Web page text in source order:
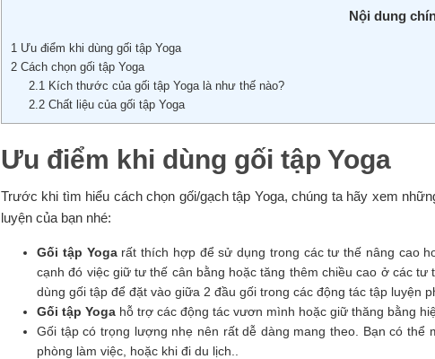
Nội dung
1 Ưu điểm khi dùng gối tập Yoga
2 Cách chọn gối tập Yoga
2.1Kích thước của gối tập Yoga là như thế nào?
2.2Chất liệu của gối tập Yoga
Ưu điểm khi dùng gối tập Yoga
Trước khi tìm hiểu cách chọn gối/gạch tập Yoga, chúng ta hãy xem
luyện của bạn nhé:
Gối tập Yogarất thích hợp để sử dụng trong các tư thế nâng cao
cạnh đó việc giữ tư thế cân bằng hoặc tăng thêm chiều cao ở các
dùng gối tập để đặt vào giữa 2 đầu gối trong các động tác tập luyện
Gối tập Yoga hỗ trợ các động tác vươn mình hoặc giữ thăng bằng
Gối tập có trọng lượng nhẹ nên rất dễ dàng mang theo. Bạn có
phòng làm việc, hoặc khi đi du lịch..